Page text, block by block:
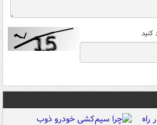
کنید